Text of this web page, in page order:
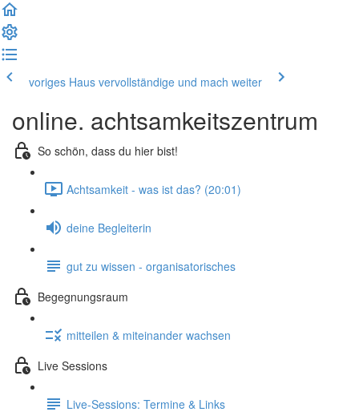
voriges Haus vervollständige und mach weiter
online. achtsamkeitszentrum
So schön, dass du hier bist!
Achtsamkeit - was ist das? (20:01)
deine Begleiterin
gut zu wissen - organisatorisches
Begegnungsraum
mitteilen & miteinander wachsen
Live Sessions
Live-Sessions: Termine & Links